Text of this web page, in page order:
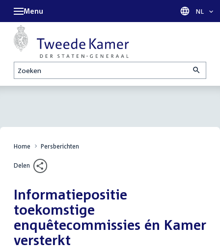
Zoeken
Menu Taal
NL
Home Persberichten
Delen
Informatiepositie
toekomstige
enquêtecommissies én Kamer
versterkt